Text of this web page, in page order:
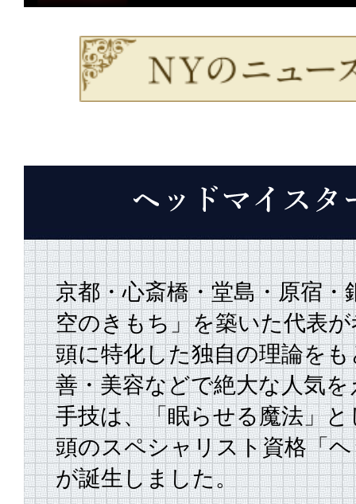
京都・心斎橋・堂島・原宿・
空のきもち」を築いた代表
頭に特化した独自の理論を
善・美容などで絶大な人気
手技は、「眠らせる魔法」
頭のスペシャリスト資格「
が誕生しました。